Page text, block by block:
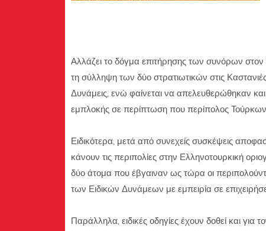
Αλλάζει το δόγμα επιτήρησης των συνόρων
τη σύλληψη των δύο στρατιωτικών στις
Δυνάμεις, ενώ φαίνεται να απελευθερώθηκαν και
εμπλοκής σε περίπτωση που περίπολος Τούρκων
Ειδικότερα, μετά από συνεχείς συσκέψεις
κάνουν τις περιπολίες στην Ελληνοτουρκική
δύο άτομα που έβγαιναν ως τώρα οι
των Ειδικών Δυνάμεων με εμπειρία σε
Παράλληλα, ειδικές οδηγίες έχουν δοθεί και